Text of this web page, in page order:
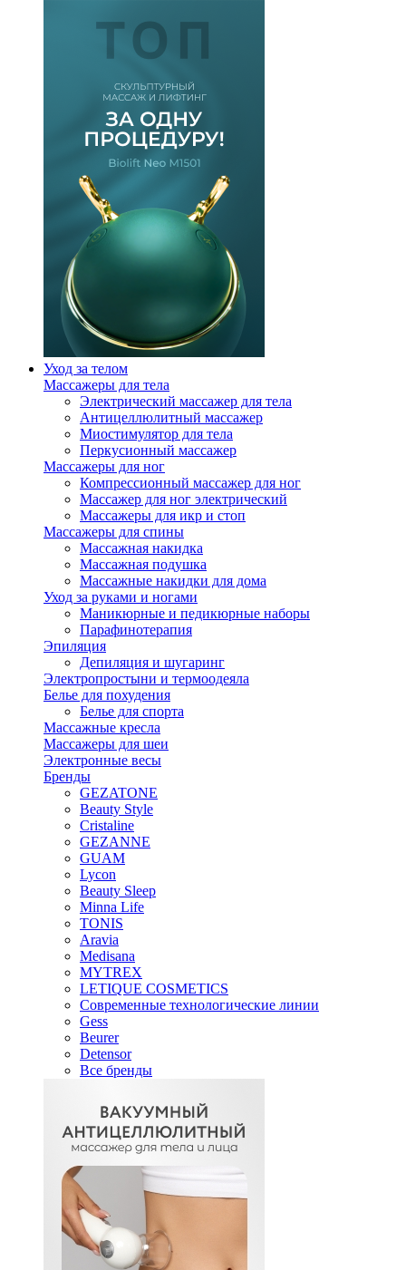
Уход за телом
Массажеры для тела
Электрический массажер для тела
Антицеллюлитный массажер
Миостимулятор для тела
Перкусионный массажер
Массажеры для ног
Компрессионный массажер для ног
Массажер для ног электрический
Массажеры для икр и стоп
Массажеры для спины
Массажная накидка
Массажная подушка
Массажные накидки для дома
Уход за руками и ногами
Маникюрные и педикюрные наборы
Парафинотерапия
Эпиляция
Депиляция и шугаринг
Электропростыни и термоодеяла
Белье для похудения
Белье для спорта
Массажные кресла
Массажеры для шеи
Электронные весы
Бренды
GEZATONE
Beauty Style
Cristaline
GEZANNE
GUAM
Lycon
Beauty Sleep
Minna Life
TONIS
Aravia
Medisana
MYTREX
LETIQUE COSMETICS
Современные технологические линии
Gess
Beurer
Detensor
Все бренды